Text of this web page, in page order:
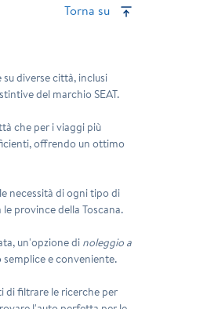
Torna su
diverse città, inclusi
del marchio SEAT.
che per i viaggi più
offrendo un ottimo
necessità di ogni tipo di
province della Toscana.
un'opzione di noleggio a
e conveniente.
di filtrare le ricerche per